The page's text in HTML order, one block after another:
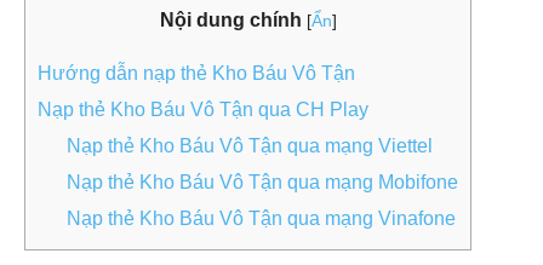
Nội dung chính [Ẩn]
Hướng dẫn nạp thẻ Kho Báu Vô Tận
Nạp thẻ Kho Báu Vô Tận qua CH Play
Nạp thẻ Kho Báu Vô Tận qua mạng Viettel
Nạp thẻ Kho Báu Vô Tận qua mạng Mobifone
Nạp thẻ Kho Báu Vô Tận qua mạng Vinafone